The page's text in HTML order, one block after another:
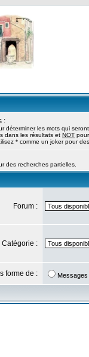
:
déterminer les mots qui
dans les résultats et NOT
* comme un joker pour
des recherches partielles.
Forum :
Catégorie :
forme de : Messages